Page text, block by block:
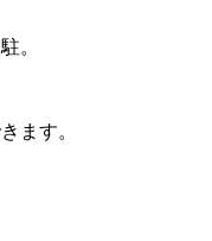
。
ます。